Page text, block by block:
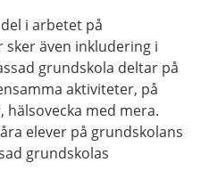
i arbetet på
sker även inkludering i
grundskola deltar på
aktiviteter, på
med mera.
elever på grundskolans
grundskolas